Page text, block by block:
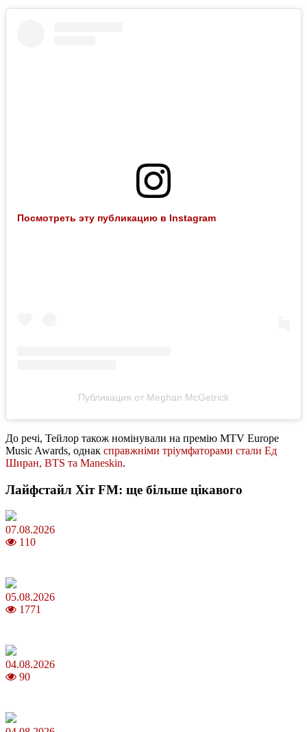
Посмотреть эту публикацию в Instagram
Публикация от Meghan McGetrick
До речі, Тейлор також номінували на премію MTV Europe
Music Awards, однак справжніми тріумфаторами стали Ед
Ширан, BTS та Maneskin.
Лайфстайл Хіт FM: ще більше цікавого
07.08.2026
110
05.08.2026
1771
04.08.2026
90